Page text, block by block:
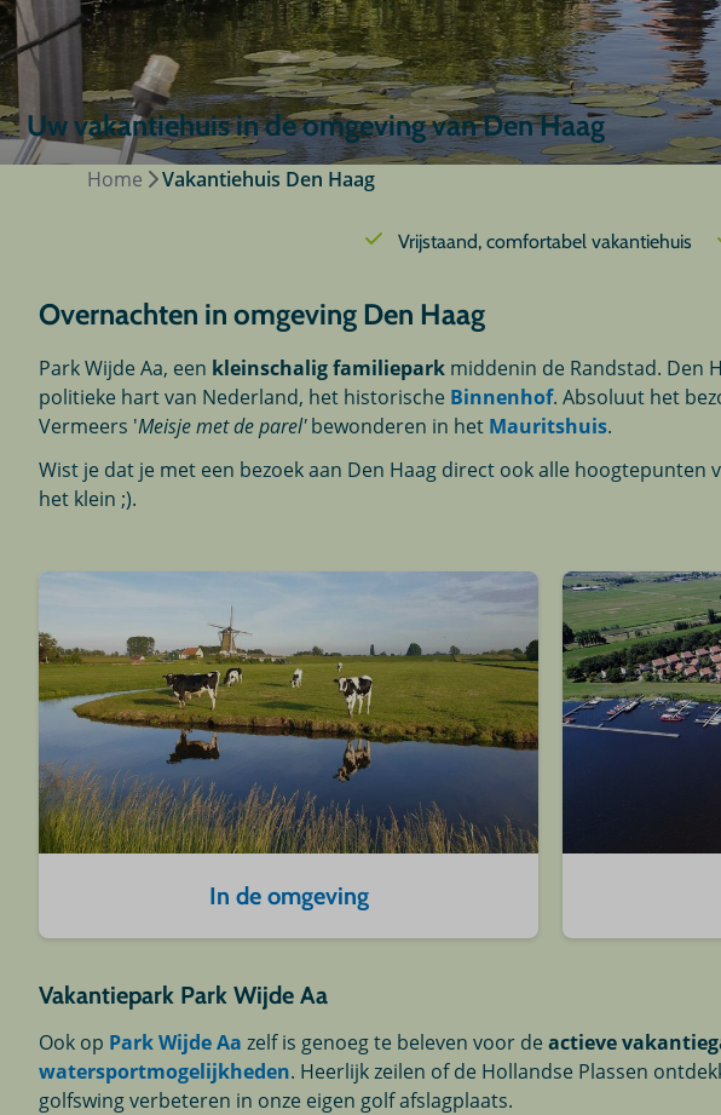
Uw vakantiehuis in de omgeving van Den Haag
Home Vakantiehuis Den Haag
Vrijstaand, comfortabel vakantiehuis
Overnachten in omgeving Den Haag
Park Wijde Aa, een kleinschalig familiepark middenin de Randstad. Den
politieke hart van Nederland, het historische Binnenhof. Absoluut het
Vermeers 'Meisje met de parel'bewonderen in het Mauritshuis.
Wist je dat je met een bezoek aan Den Haag direct ook alle hoogtepunten
het klein ;).
In de omgeving
Vakantiepark Park Wijde Aa
Ook op Park Wijde Aa zelf is genoeg te beleven voor deactieve
watersportmogelijkheden. Heerlijk zeilen of de Hollandse Plassen
golfswing verbeteren in onze eigen golf afslagplaats.